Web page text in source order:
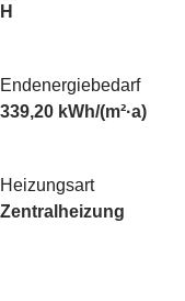
H
Endenergiebedarf
339,20 kWh/(m²·a)
Heizungsart
Zentralheizung